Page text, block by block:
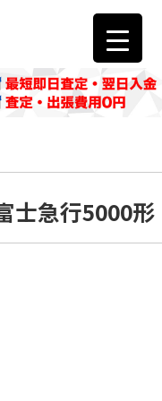
士急行5000形